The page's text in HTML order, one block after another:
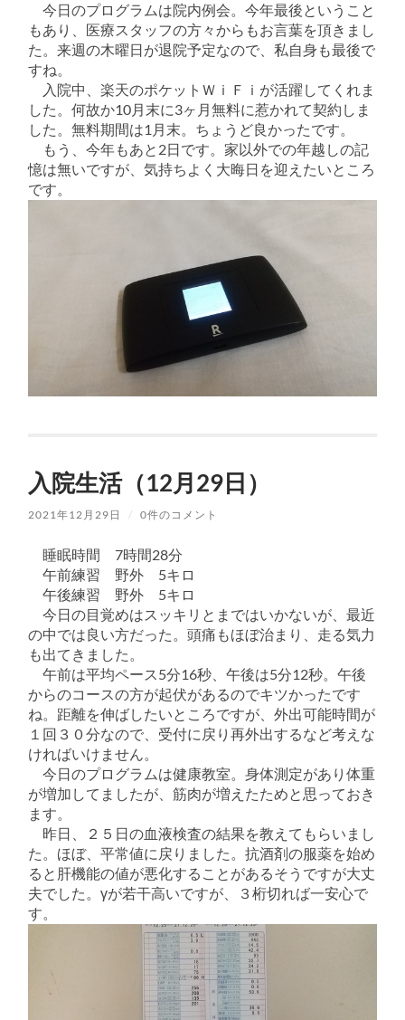
今日のプログラムは院内例会。今年最後ということ
もあり、医療スタッフの方々からもお言葉を頂きまし
た。来週の木曜日が退院予定なので、私自身も最後で
すね。
入院中、楽天のポケットＷｉＦｉが活躍してくれま
した。何故か10月末に3ヶ月無料に惹かれて契約しま
した。無料期間は1月末。ちょうど良かったです。
もう、今年もあと2日です。家以外での年越しの記
憶は無いですが、気持ちよく大晦日を迎えたいところ
です。
入院生活（12月29日）
2021年12月29日 / 0件のコメント
睡眠時間 7時間28分
午前練習 野外 5キロ
午後練習 野外 5キロ
今日の目覚めはスッキリとまではいかないが、最近
の中では良い方だった。頭痛もほぼ治まり、走る気力
も出てきました。
午前は平均ペース5分16秒、午後は5分12秒。午後
からのコースの方が起伏があるのでキツかったです
ね。距離を伸ばしたいところですが、外出可能時間が
１回３０分なので、受付に戻り再外出するなど考えな
ければいけません。
今日のプログラムは健康教室。身体測定があり体重
が増加してましたが、筋肉が増えたためと思っておき
ます。
昨日、２５日の血液検査の結果を教えてもらいまし
た。ほぼ、平常値に戻りました。抗酒剤の服薬を始め
ると肝機能の値が悪化することがあるそうですが大丈
夫でした。γが若干高いですが、３桁切れば一安心で
す。